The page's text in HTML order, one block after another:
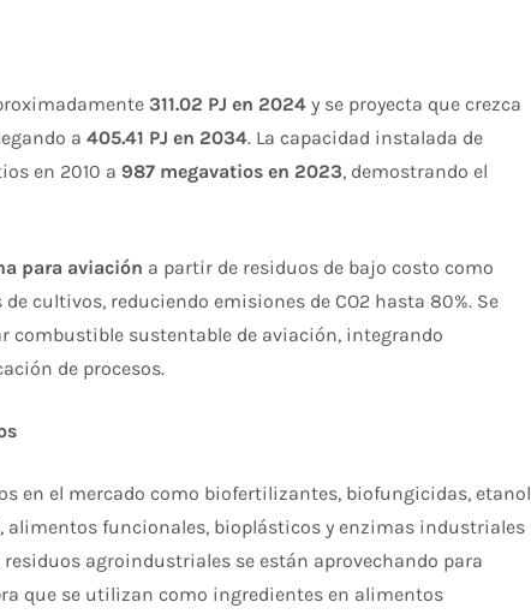
311.02 PJ en 2024 y se proyecta que crezca
a405.41 PJ en 2034. La capacidad instalada de
en 2010 a 987 megavatios en 2023, demostrando el
para aviación a partir de residuos de bajo costo como
cultivos, reduciendo emisiones de CO2 hasta 80%. Se
combustible sustentable de aviación, integrando
de procesos.​
en el mercado como biofertilizantes, biofungicidas, etanol
alimentos funcionales, bioplásticos y enzimas industriales
agroindustriales se están aprovechando para
que se utilizan como ingredientes en alimentos